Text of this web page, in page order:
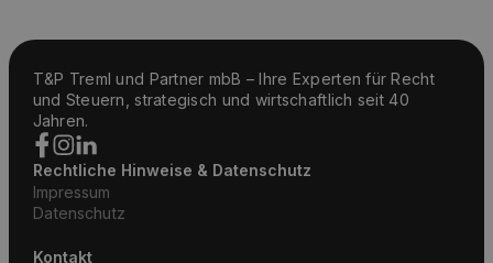
T&P Treml und Partner mbB – Ihre Experten für Recht
und Steuern, strategisch und wirtschaftlich seit 40
Jahren.
Rechtliche Hinweise & Datenschutz
Impressum
Datenschutz
Kontakt